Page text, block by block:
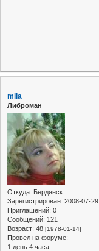
mila
Либроман
Откуда: Бердянск
Зарегистрирован: 2008-07-29
Приглашений: 0
Сообщений: 121
Возраст: 48 [1978-01-14]
Провел на форуме:
1 день 4 часа